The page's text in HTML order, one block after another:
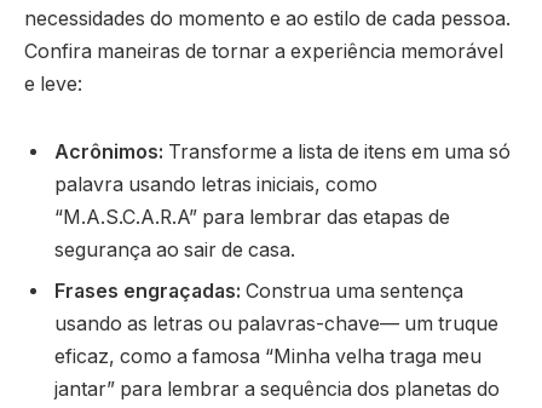
necessidades do momento e ao estilo de cada pessoa.
Confira maneiras de tornar a experiência memorável
e leve:
Acrônimos: Transforme a lista de itens em uma só
palavra usando letras iniciais, como
“M.A.S.C.A.R.A” para lembrar das etapas de
segurança ao sair de casa.
Frases engraçadas: Construa uma sentença
usando as letras ou palavras-chave— um truque
eficaz, como a famosa “Minha velha traga meu
jantar” para lembrar a sequência dos planetas do